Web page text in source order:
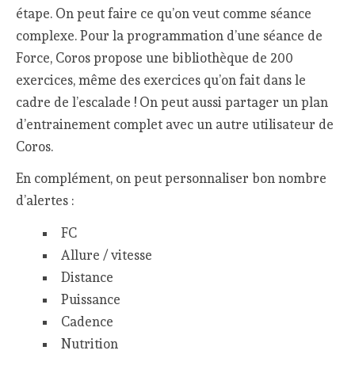
étape. On peut faire ce qu’on veut comme séance
complexe. Pour la programmation d’une séance de
Force, Coros propose une bibliothèque de 200
exercices, même des exercices qu’on fait dans le
cadre de l’escalade ! On peut aussi partager un plan
d’entrainement complet avec un autre utilisateur de
Coros.
En complément, on peut personnaliser bon nombre
d’alertes :
FC
Allure / vitesse
Distance
Puissance
Cadence
Nutrition